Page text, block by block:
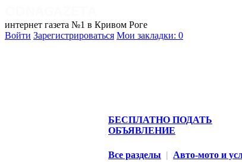
интернет газета №1 в Кривом Роге
Войти Зарегистрироваться Мои закладки: 0
БЕСПЛАТНО ПОДАТЬ
ОБЪЯВЛЕНИЕ
Все разделы | Авто-мото и